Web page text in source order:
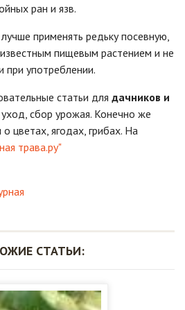
ран и язв.
применять редьку посевную,
известным пищевым растением и не
при употреблении.
статьи для дачников и
сбор урожая. Конечно же
цветах, ягодах, грибах. На
трава.ру"
СТАТЬИ: